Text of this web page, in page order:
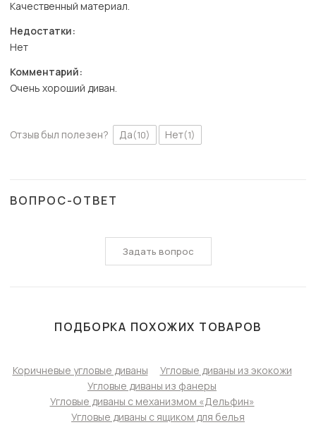
Качественный материал.
Недостатки:
Нет
Комментарий:
Очень хороший диван.
Отзыв был полезен? Да(10) Нет(1)
ВОПРОС-ОТВЕТ
Задать вопрос
ПОДБОРКА ПОХОЖИХ ТОВАРОВ
Коричневые угловые диваны
Угловые диваны из экокожи
Угловые диваны из фанеры
Угловые диваны с механизмом «Дельфин»
Угловые диваны с ящиком для белья